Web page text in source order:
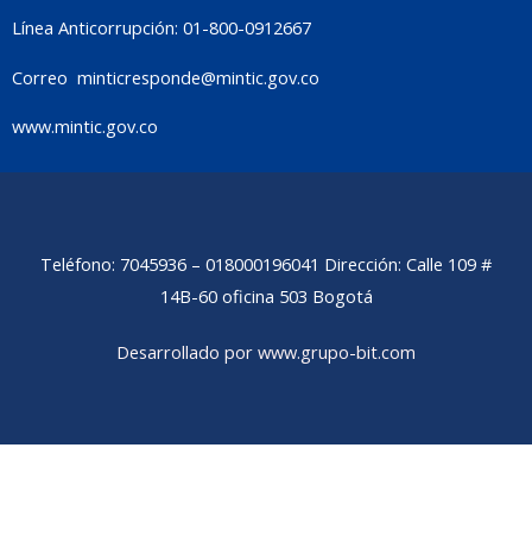
Línea Anticorrupción: 01-800-0912667
Correo minticresponde@mintic.gov.co
www.mintic.gov.co
Teléfono: 7045936 – 018000196041 Dirección: Calle 109 #
14B-60 oficina 503 Bogotá
Desarrollado por www.grupo-bit.com